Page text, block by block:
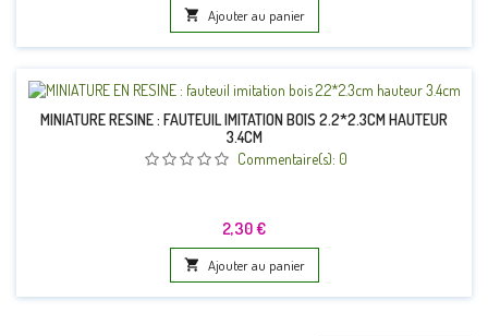
 Ajouter au panier
MINIATURE RESINE : FAUTEUIL IMITATION BOIS 2.2*2.3CM HAUTEUR
3.4CM
Commentaire(s): 0
Prix
2,30 €
 Ajouter au panier